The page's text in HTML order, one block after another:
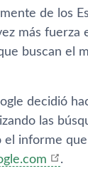
de los
más fuerza
buscan el
decidió
las
el informe
.